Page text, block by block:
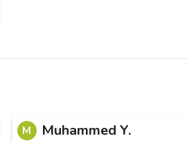
M Muhammed Y.